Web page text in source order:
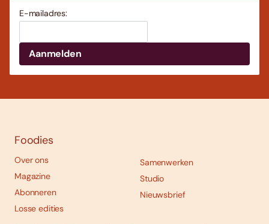
E-mailadres:
Foodies
Over ons
Magazine
Abonneren
Losse edities
Samenwerken
Studio
Nieuwsbrief